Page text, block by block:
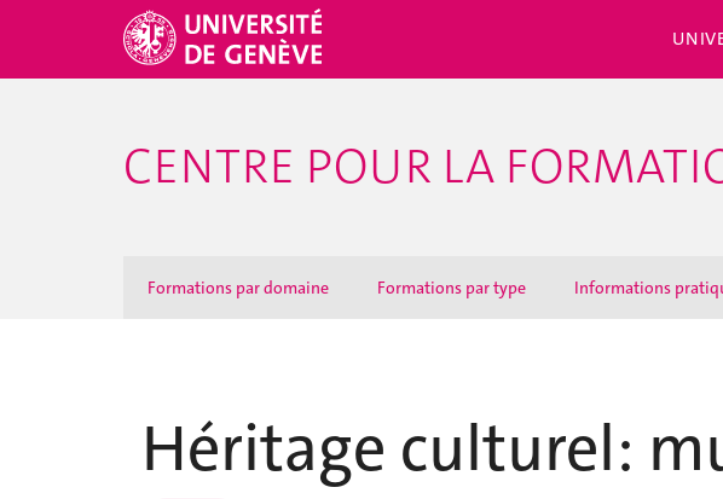
CENTRE POUR LA
Formations par domaine Formations par type Informations
Héritage culturel: